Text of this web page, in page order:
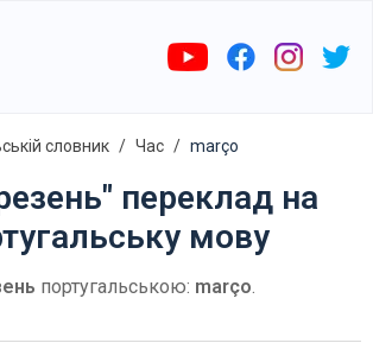
словник Час março
переклад на
мову
португальською: março.